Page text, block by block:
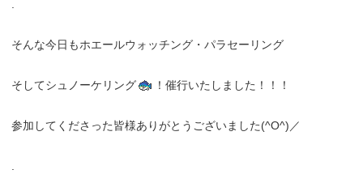
そんな今日もホエールウォッチング・パラセーリング
そしてシュノーケリング ！催行いたしました！！！
参加してくださった皆様ありがとうございました(^O^)／